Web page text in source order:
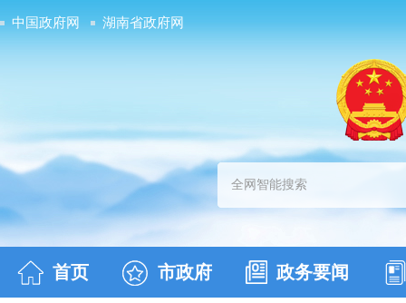
中国政府网 湖南省政府网
首页 市政府 政务要闻